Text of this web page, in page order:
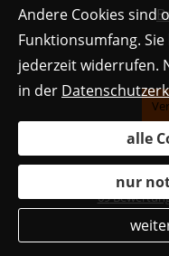
69
Andere Cookies sind
Funktionsumfang.
jederzeit widerrufen.
in der
alle
nur